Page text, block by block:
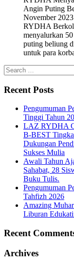
Angin Puting
November
RYDHA
menyalurkan
puting beliung
untuk para
Search
for:
Recent Posts
Pengumuman
Tinggi Tahun
LAZ RYDHA
B-BEST
Dukungan
Sukses Mulia
Awali Tahun
Sahabat, 28
Buku Tulis.
Pengumuman
Tahfizh 2026
Amazing
Liburan
Recent
Archives